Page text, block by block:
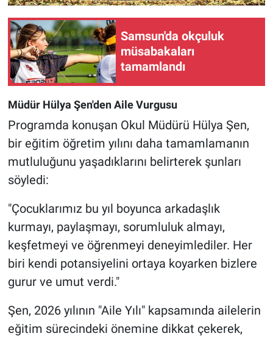
Samsun'da okçuluk
müsabakaları
tamamlandı
Müdür Hülya Şen'den Aile Vurgusu
Programda konuşan Okul Müdürü Hülya Şen,
bir eğitim öğretim yılını daha tamamlamanın
mutluluğunu yaşadıklarını belirterek şunları
söyledi:
"Çocuklarımız bu yıl boyunca arkadaşlık
kurmayı, paylaşmayı, sorumluluk almayı,
keşfetmeyi ve öğrenmeyi deneyimlediler. Her
biri kendi potansiyelini ortaya koyarken bizlere
gurur ve umut verdi."
Şen, 2026 yılının "Aile Yılı" kapsamında ailelerin
eğitim sürecindeki önemine dikkat çekerek,